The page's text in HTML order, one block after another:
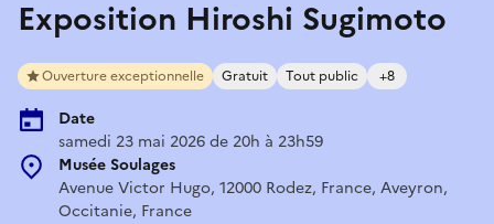
Exposition Hiroshi Sugimoto
Ouverture exceptionnelle Gratuit Tout public +8
Date
samedi 23 mai 2026 de 20h à 23h59
Musée Soulages
Avenue Victor Hugo, 12000 Rodez, France, Aveyron,
Occitanie, France